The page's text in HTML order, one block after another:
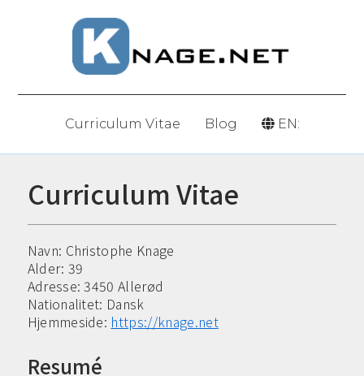
Curriculum Vitae Blog EN:
Curriculum Vitae
Navn: Christophe Knage
Alder: 39
Adresse: 3450 Allerød
Nationalitet: Dansk
Hjemmeside: https://knage.net
Resumé